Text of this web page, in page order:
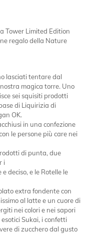
Tower Limited Edition
regalo della Nature
lasciati tentare dal
magica torre. Uno
sei squisiti prodotti
di Liquirizia di
OK.
in una confezione
le persone più care nei
di punta, due
i
deciso, e le Rotelle le
extra fondente con
al latte e un cuore di
nei colori e nei sapori
Sukai, i confetti
di zucchero dal gusto